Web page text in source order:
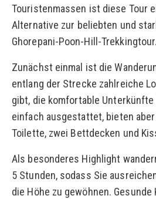
Touristenmassen ist diese Tour
Alternative zur beliebten und
Ghorepani-Poon-Hill-Trekkingtour.
Zunächst einmal ist die
entlang der Strecke zahlreiche
gibt, die komfortable
einfach ausgestattet, bieten
Toilette, zwei Bettdecken und
Als besonderes Highlight
5 Stunden, sodass Sie
die Höhe zu gewöhnen.